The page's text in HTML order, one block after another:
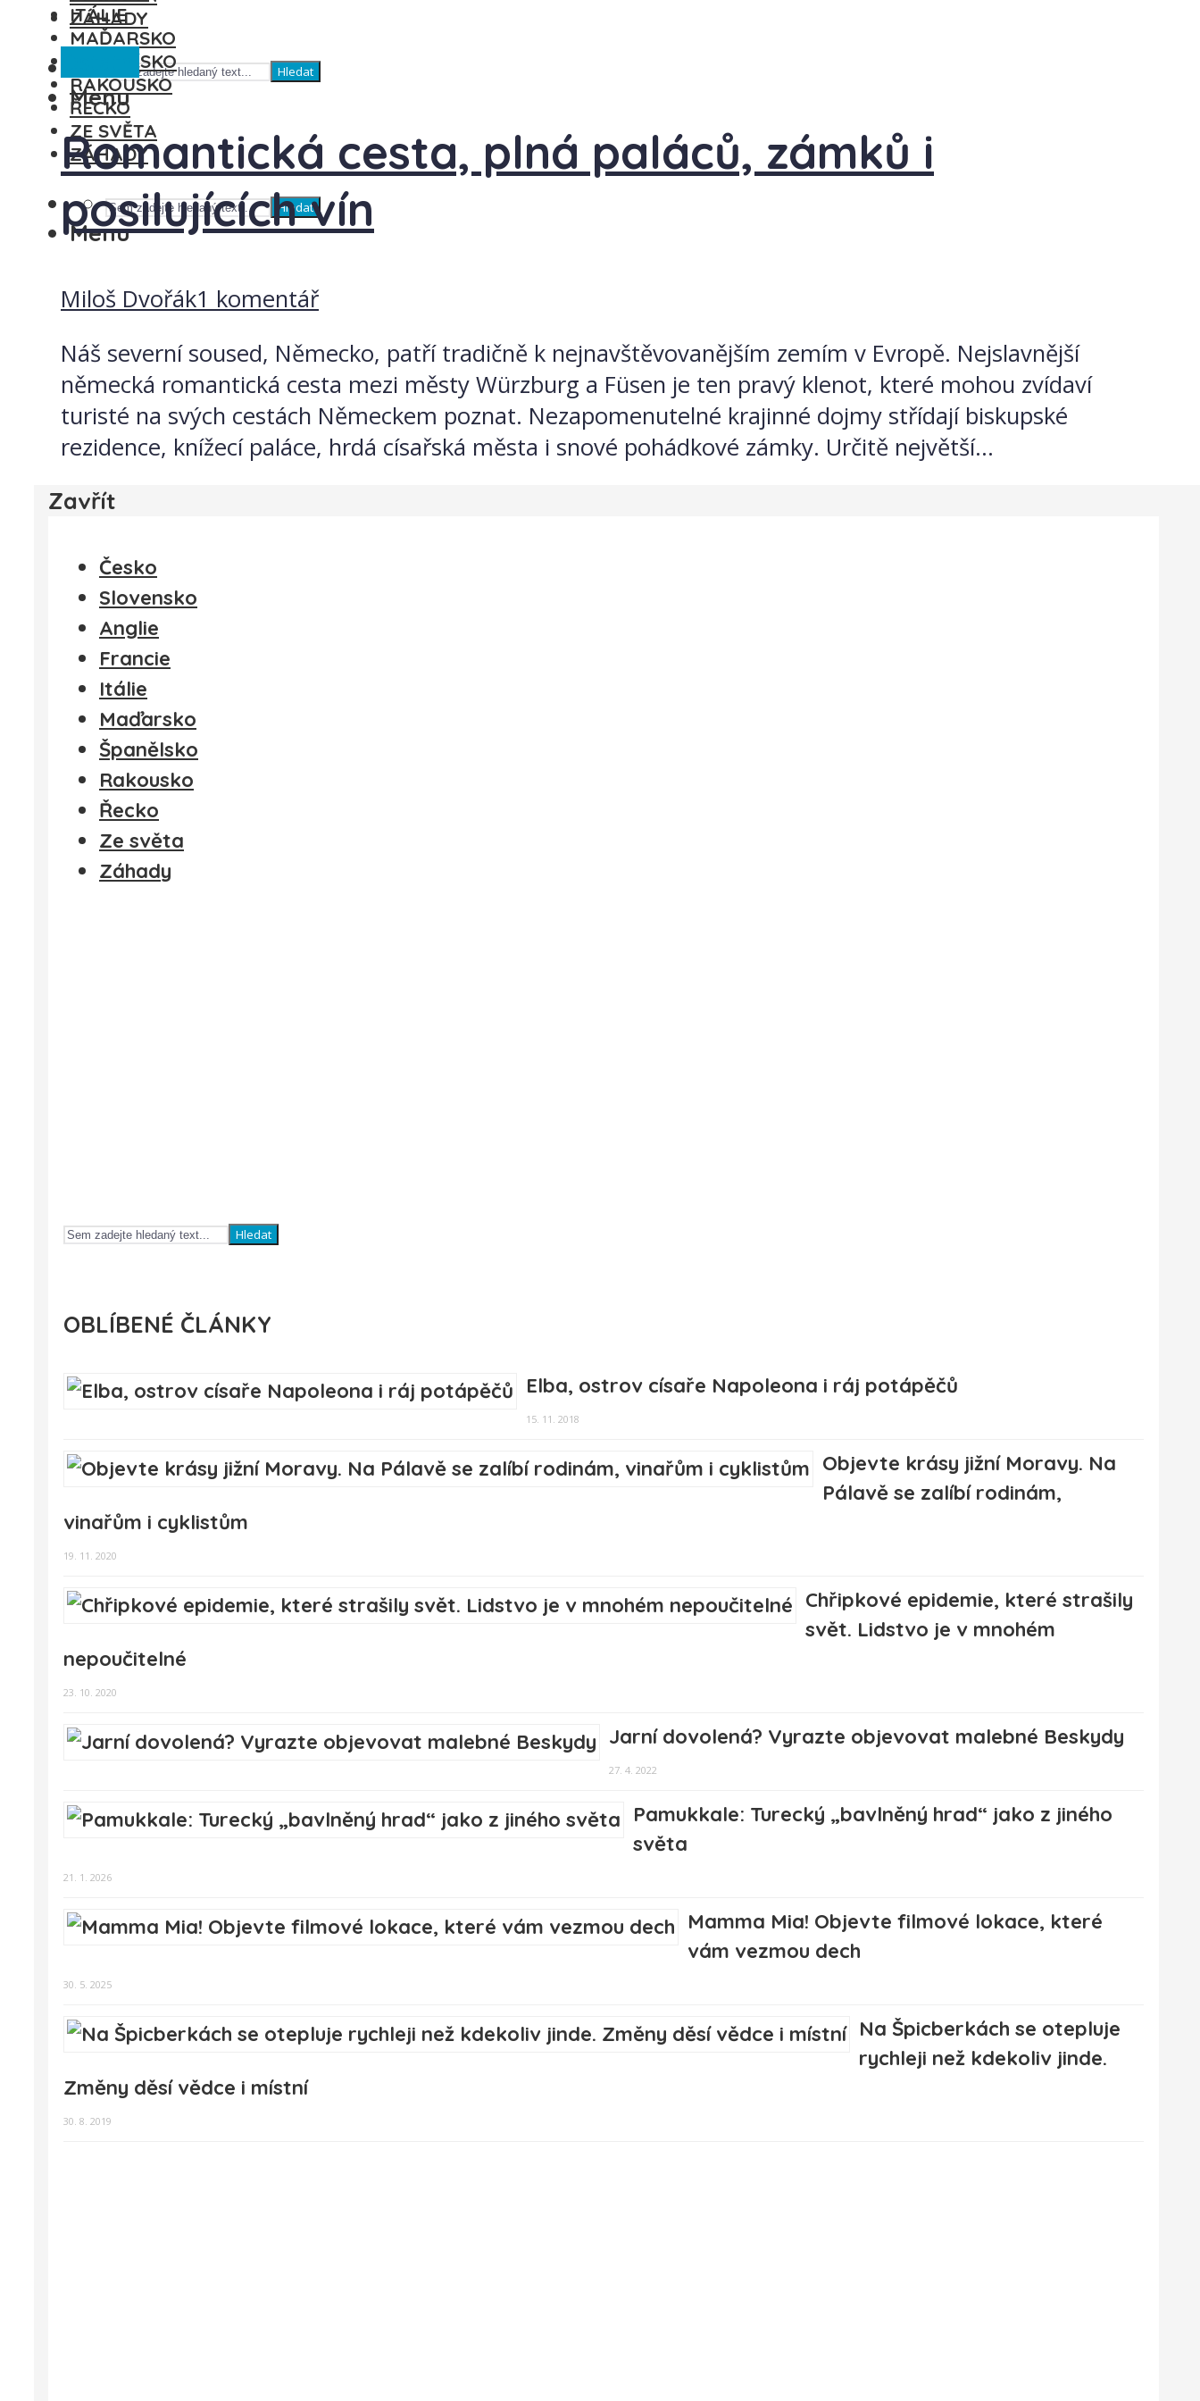
ZÁHADY
Hledat
Menu
ITÁLIE
MAĎARSKO
ŠPANĚLSKO
RAKOUSKO
ŘECKO
ZE SVĚTA
ZÁHADY
Hledat
Menu
Romantická cesta, plná paláců, zámků i
posilujících vín
Miloš Dvořák1 komentář
Náš severní soused, Německo, patří tradičně k nejnavštěvovanějším zemím v Evropě. Nejslavnější
německá romantická cesta mezi městy Würzburg a Füsen je ten pravý klenot, které mohou zvídaví
turisté na svých cestách Německem poznat. Nezapomenutelné krajinné dojmy střídají biskupské
rezidence, knížecí paláce, hrdá císařská města i snové pohádkové zámky. Určitě největší...
Zavřít
Česko
Slovensko
Anglie
Francie
Itálie
Maďarsko
Španělsko
Rakousko
Řecko
Ze světa
Záhady
Hledat
OBLÍBENÉ ČLÁNKY
Elba, ostrov císaře Napoleona i ráj potápěčů
15. 11. 2018
Objevte krásy jižní Moravy. Na
Pálavě se zalíbí rodinám,
vinařům i cyklistům
19. 11. 2020
Chřipkové epidemie, které strašily
svět. Lidstvo je v mnohém
nepoučitelné
23. 10. 2020
Jarní dovolená? Vyrazte objevovat malebné Beskydy
27. 4. 2022
Pamukkale: Turecký „bavlněný hrad“ jako z jiného
světa
21. 1. 2026
Mamma Mia! Objevte filmové lokace, které
vám vezmou dech
30. 5. 2025
Na Špicberkách se otepluje
rychleji než kdekoliv jinde.
Změny děsí vědce i místní
30. 8. 2019